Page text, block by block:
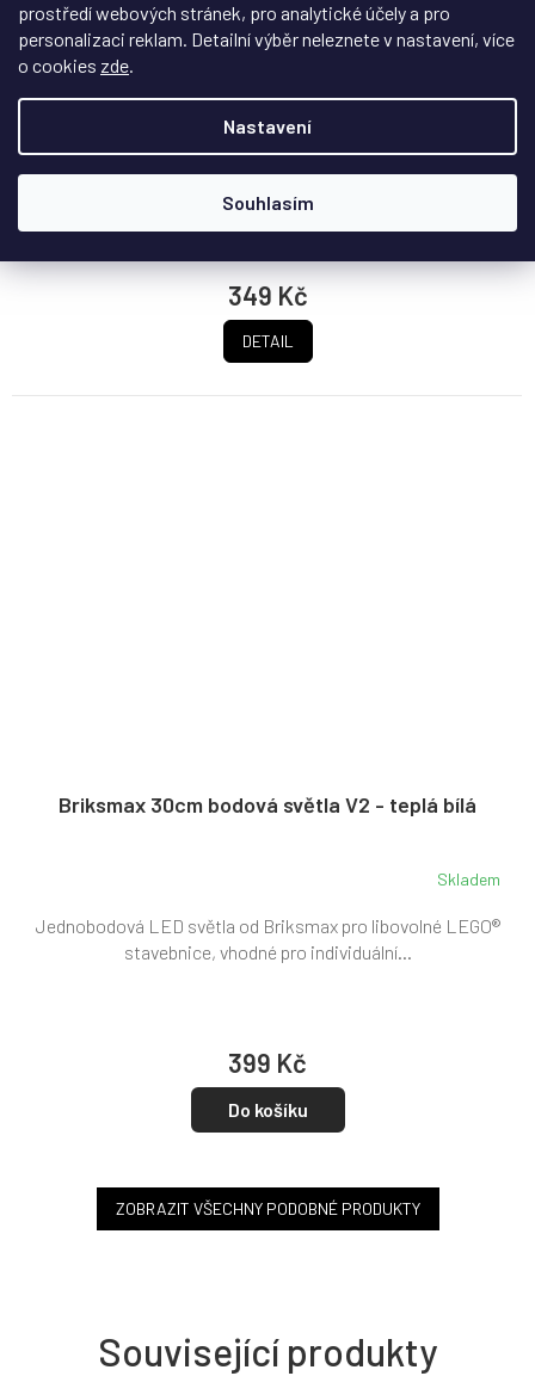
prostředí webových stránek, pro analytické účely a pro
personalizaci reklam. Detailní výběr neleznete v nastavení, více
o cookies zde
Nastavení
Souhlasím
Související produkty
Briksmax 15cm bodová světla V2 - teplá bílá
349 Kč
DETAIL
Jednobodová LED světla od Briksmax pro libovolné LEGO®
Briksmax 30cm bodová světla V2 - teplá bílá
Skladem
399 Kč
Do košíku
Jednobodová LED světla od Briksmax pro libovolné LEGO®
stavebnice, vhodné pro individuální...
ZOBRAZIT VŠECHNY PODOBNÉ PRODUKTY